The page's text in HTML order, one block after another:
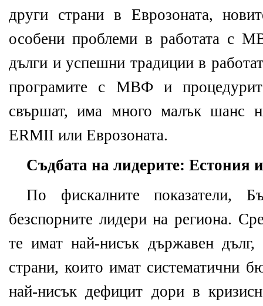
други страни в Еврозоната,
особени проблеми в работата с
дълги и успешни традиции в
програмите с МВФ и
свършат, има много малък шанс
ERMII или Еврозоната.
Съдбата на лидерите: Естония
По фискалните показатели,
безспорните лидери на региона.
те имат най-нисък държавен дълг,
страни, които имат систематични
най-нисък дефицит дори в